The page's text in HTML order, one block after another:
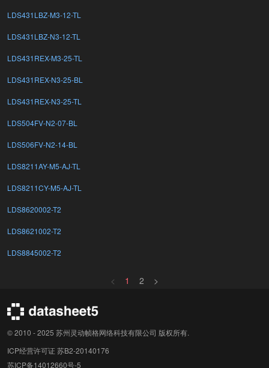
LDS431LBZ-M3-12-TL
LDS431LBZ-N3-12-TL
LDS431REX-M3-25-TL
LDS431REX-N3-25-BL
LDS431REX-N3-25-TL
LDS504FV-N2-07-BL
LDS506FV-N2-14-BL
LDS8211AY-M5-AJ-TL
LDS8211CY-M5-AJ-TL
LDS8620002-T2
LDS8621002-T2
LDS8845002-T2
< 1 2 >
© 2010 - 2025 苏州灵动帧格网络科技有限公司 版权所有.
ICP经营许可证 苏B2-20140176
苏ICP备14012660号-5